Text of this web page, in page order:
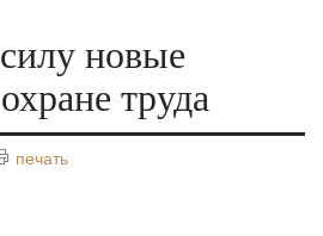
новые
труда
печать